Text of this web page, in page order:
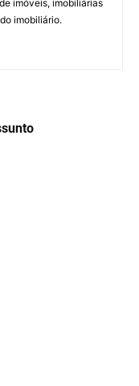
imóveis, imobiliárias
imobiliário.